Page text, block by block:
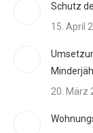
Schutz
15. April
20. März